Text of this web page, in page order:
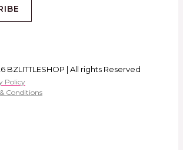
BZLITTLESHOP | All rights Reserved
Policy
Conditions